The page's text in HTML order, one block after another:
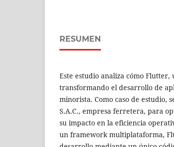
RESUMEN
Este estudio analiza cómo
transformando el desarrollo de
minorista. Como caso de estudio,
S.A.C., empresa ferretera, para
su impacto en la eficiencia
un framework multiplataforma,